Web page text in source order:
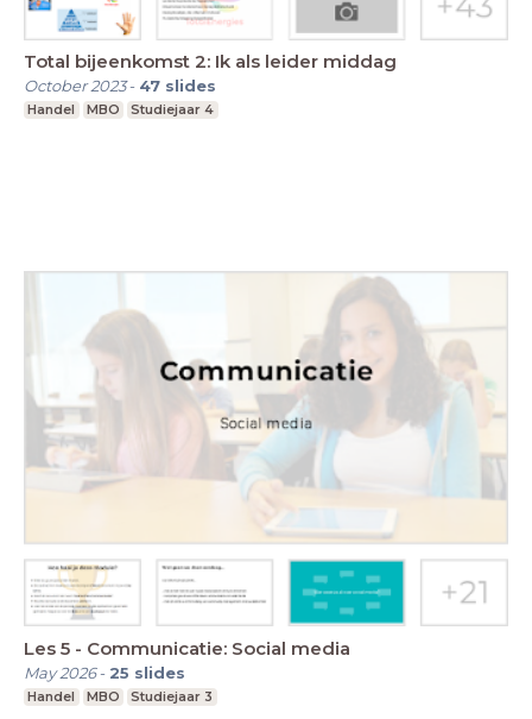
Total bijeenkomst 2: Ik als leider middag
October 2023- 47 slides
Handel MBO Studiejaar 4
Les 5 - Communicatie: Social media
May 2026- 25 slides
Handel MBO Studiejaar 3